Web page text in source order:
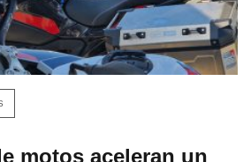
motos aceleran un